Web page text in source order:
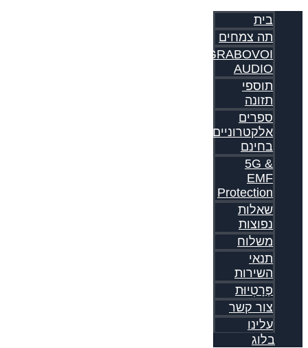
בית
תה צמחים
GRABOVOI
AUDIO
תוספי
תזונה
ספרים
אלקטרוניים
בחינם
5G &
EMF
Protection
שאלות
נפוצות
משלוח
תנאי
השירות
פְּרָטִיוּת
צור קשר
עלינו
בלוג